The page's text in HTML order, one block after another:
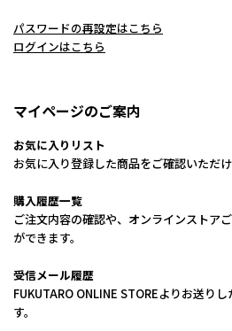
パスワードの再設定はこちら
ログインはこちら
マイページのご案内
お気に入りリスト
お気に入り登録した商品をご確認いただけ
購入履歴一覧
ご注文内容の確認や、オンラインストア
ができます。
受信メール履歴
FUKUTARO ONLINE STOREよりお送り
す。